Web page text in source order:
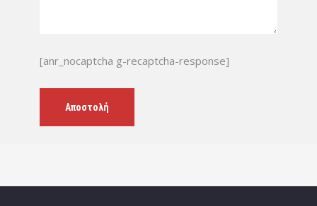
[anr_nocaptcha g-recaptcha-response]